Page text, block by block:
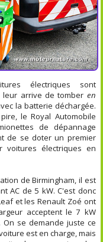
électriques sont
leur arrive de tomber en
la batterie déchargée.
le Royal Automobile
de dépannage
de se doter un premier
voitures électriques en
de Birmingham, il est
AC de 5 kW. C'est donc
et les Renault Zoé ont
acceptent le 7 kW
On se demande juste ce
est en charge, mais